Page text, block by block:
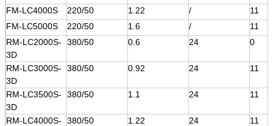
FM-LC4000S
220/50 1.22 /
11
FM-LC5000S
220/50 1.6 /
11
RM-LC2000S-
3D
380/50 0.6 24 0
RM-LC3000S-
3D
380/50 0.92 24 11
RM-LC3500S-
3D
380/50 1.1 24 11
RM-LC4000S-
380/50 1.22 24 11